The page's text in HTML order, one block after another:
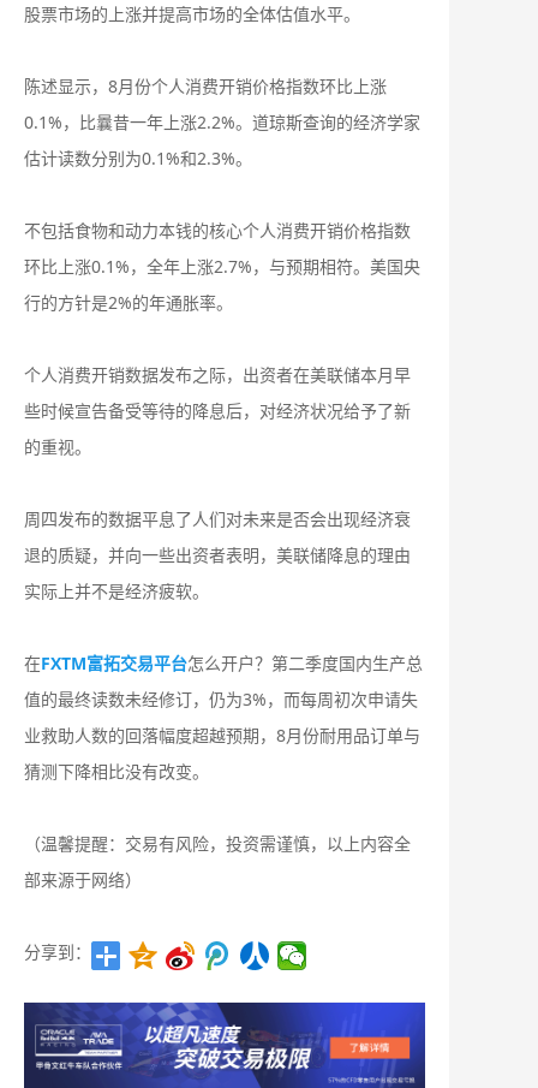
股票市场的上涨并提高市场的全体估值水平。
陈述显示，8月份个人消费开销价格指数环比上涨
0.1%，比曩昔一年上涨2.2%。道琼斯查询的经济学家
估计读数分别为0.1%和2.3%。
不包括食物和动力本钱的核心个人消费开销价格指数
环比上涨0.1%，全年上涨2.7%，与预期相符。美国央
行的方针是2%的年通胀率。
个人消费开销数据发布之际，出资者在美联储本月早
些时候宣告备受等待的降息后，对经济状况给予了新
的重视。
周四发布的数据平息了人们对未来是否会出现经济衰
退的质疑，并向一些出资者表明，美联储降息的理由
实际上并不是经济疲软。
在FXTM富拓交易平台怎么开户？第二季度国内生产总
值的最终读数未经修订，仍为3%，而每周初次申请失
业救助人数的回落幅度超越预期，8月份耐用品订单与
猜测下降相比没有改变。
（温馨提醒：交易有风险，投资需谨慎，以上内容全
部来源于网络）
分享到：